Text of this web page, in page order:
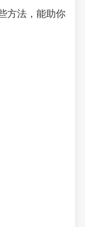
方法，能助你